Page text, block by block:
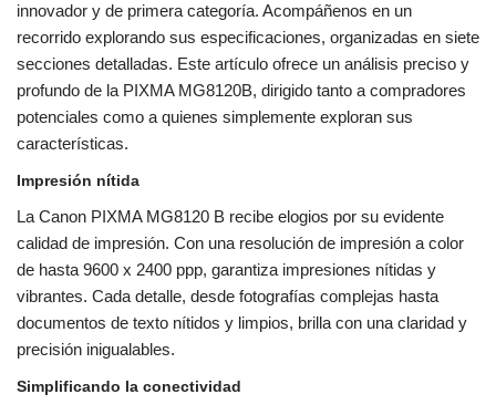
innovador y de primera categoría. Acompáñenos en un
recorrido explorando sus especificaciones, organizadas en siete
secciones detalladas. Este artículo ofrece un análisis preciso y
profundo de la PIXMA MG8120B, dirigido tanto a compradores
potenciales como a quienes simplemente exploran sus
características.
Impresión nítida
La Canon PIXMA MG8120 B recibe elogios por su evidente
calidad de impresión. Con una resolución de impresión a color
de hasta 9600 x 2400 ppp, garantiza impresiones nítidas y
vibrantes. Cada detalle, desde fotografías complejas hasta
documentos de texto nítidos y limpios, brilla con una claridad y
precisión inigualables.
Simplificando la conectividad